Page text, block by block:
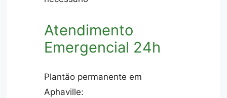
Atendimento
Emergencial 24h
Plantão permanente em
Aphaville: